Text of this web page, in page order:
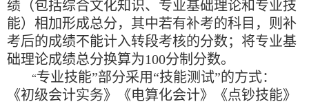
绩（包括综合文化知识、专业基础理论和专业技
能）相加形成总分，其中若有补考的科目，则补
考后的成绩不能计入转段考核的分数；将专业基
础理论成绩总分换算为100分制分数。
“专业技能”部分采用“技能测试”的方式：
《初级会计实务》《电算化会计》《点钞技能》